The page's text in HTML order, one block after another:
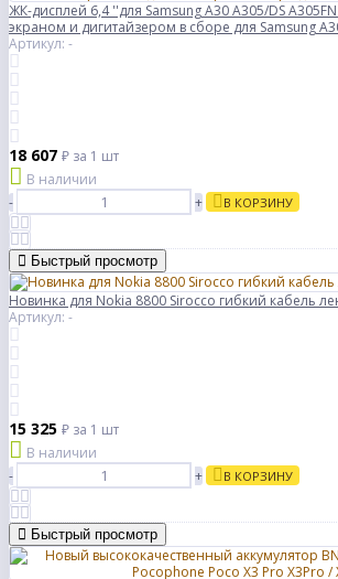
ЖК-дисплей 6,4 ''для Samsung A30 A305/DS
экраном и дигитайзером в сборе для Samsung
Артикул: -
18 607 ₽ за 1 шт
В наличии
-
+ В КОРЗИНУ
Быстрый просмотр
Новинка для Nokia 8800 Sirocco гибкий кабель
Артикул: -
15 325 ₽ за 1 шт
В наличии
-
+ В КОРЗИНУ
Быстрый просмотр